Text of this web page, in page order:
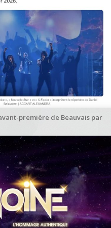
première de Beauvais par